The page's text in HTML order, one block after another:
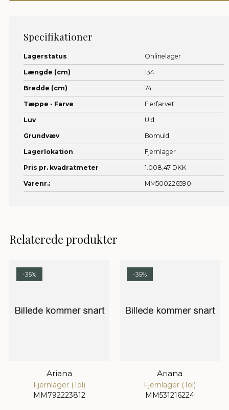
Specifikationer
Lagerstatus Onlinelager
Længde (cm) 134
Bredde (cm) 74
Tæppe - Farve Flerfarvet
Luv Uld
Grundvæv Bomuld
Lagerlokation Fjernlager
Pris pr. kvadratmeter 1.008,47 DKK
Varenr.: MM500226590
Relaterede produkter
-35%
Ariana
Fjernlager (Tol)
MM792223812
-35%
Ariana
Fjernlager (Tol)
MM531216224